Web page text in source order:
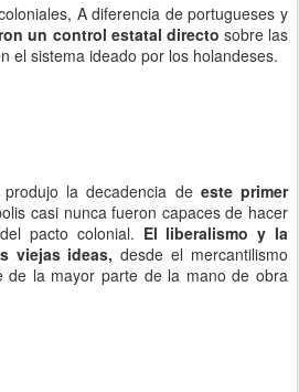
A diferencia de portugueses y
un control estatal directo sobre las
el sistema ideado por los holandeses.
la decadencia de este primer
casi nunca fueron capaces de hacer
pacto colonial. El liberalismo y la
viejas ideas,desde el mercantilismo
de la mayor parte de la mano de obra